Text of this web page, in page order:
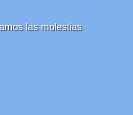
las molestias